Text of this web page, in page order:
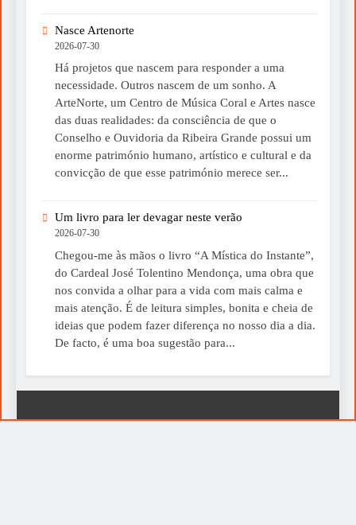
Nasce Artenorte
2026-07-30
Há projetos que nascem para responder a uma
necessidade. Outros nascem de um sonho. A
ArteNorte, um Centro de Música Coral e Artes nasce
das duas realidades: da consciência de que o
Conselho e Ouvidoria da Ribeira Grande possui um
enorme património humano, artístico e cultural e da
convicção de que esse património merece ser...
Um livro para ler devagar neste verão
2026-07-30
Chegou-me às mãos o livro “A Mística do Instante”,
do Cardeal José Tolentino Mendonça, uma obra que
nos convida a olhar para a vida com mais calma e
mais atenção. É de leitura simples, bonita e cheia de
ideias que podem fazer diferença no nosso dia a dia.
De facto, é uma boa sugestão para...